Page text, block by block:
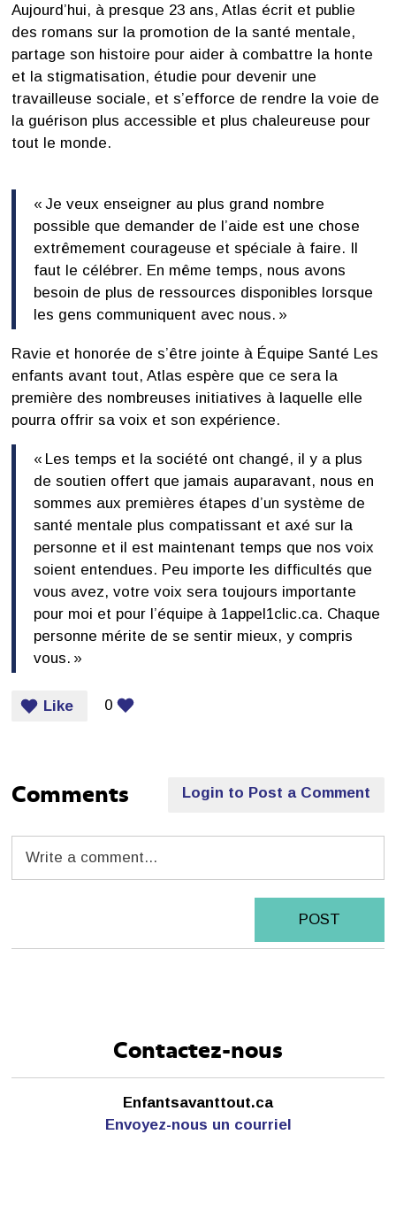
Aujourd’hui, à presque 23 ans, Atlas écrit et publie
des romans sur la promotion de la santé mentale,
partage son histoire pour aider à combattre la honte
et la stigmatisation, étudie pour devenir une
travailleuse sociale, et s’efforce de rendre la voie de
la guérison plus accessible et plus chaleureuse pour
tout le monde.
« Je veux enseigner au plus grand nombre
possible que demander de l’aide est une chose
extrêmement courageuse et spéciale à faire. Il
faut le célébrer. En même temps, nous avons
besoin de plus de ressources disponibles lorsque
les gens communiquent avec nous. »
Ravie et honorée de s’être jointe à Équipe Santé Les
enfants avant tout, Atlas espère que ce sera la
première des nombreuses initiatives à laquelle elle
pourra offrir sa voix et son expérience.
« Les temps et la société ont changé, il y a plus
de soutien offert que jamais auparavant, nous en
sommes aux premières étapes d’un système de
santé mentale plus compatissant et axé sur la
personne et il est maintenant temps que nos voix
soient entendues. Peu importe les difficultés que
vous avez, votre voix sera toujours importante
pour moi et pour l’équipe à 1appel1clic.ca. Chaque
personne mérite de se sentir mieux, y compris
vous. »
Like 0
Comments Login to Post a Comment
POST
Contactez-nous
Enfantsavanttout.ca
Envoyez-nous un courriel